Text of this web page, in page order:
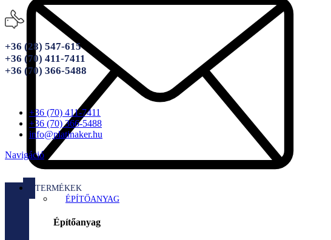
+36 (28) 547-615
+36 (70) 411-7411
+36 (70) 366-5488
+36 (70) 411-7411
+36 (70) 366-5488
info@platinaker.hu
Navigáció
TERMÉKEK
ÉPÍTŐANYAG
Építőanyag